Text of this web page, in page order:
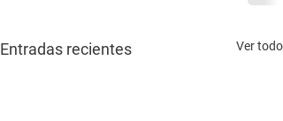
Entradas recientes Ver todo